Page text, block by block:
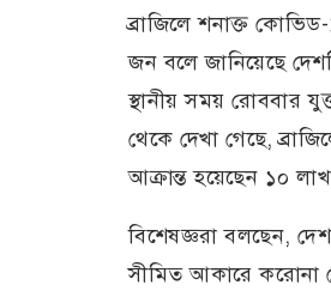
ব্রাজিলে শনাক্ত
জন বলে জানিয়েছে
স্থানীয় সময় রোববার
থেকে দেখা গেছে,
আক্রান্ত হয়েছেন ১০
বিশেষজ্ঞরা বলছেন,
সীমিত আকারে করোনা